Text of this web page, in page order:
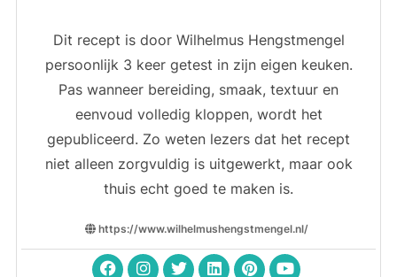
Dit recept is door Wilhelmus Hengstmengel
persoonlijk 3 keer getest in zijn eigen keuken.
Pas wanneer bereiding, smaak, textuur en
eenvoud volledig kloppen, wordt het
gepubliceerd. Zo weten lezers dat het recept
niet alleen zorgvuldig is uitgewerkt, maar ook
thuis echt goed te maken is.
https://www.wilhelmushengstmengel.nl/